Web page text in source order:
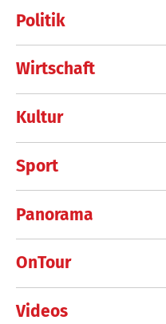
Politik
Wirtschaft
Kultur
Sport
Panorama
OnTour
Videos